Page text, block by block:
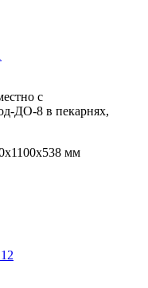
с
ДО-8 в пекарнях,
мм